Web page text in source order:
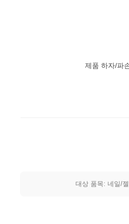
제품 하자/파
대상 품목: 네일/